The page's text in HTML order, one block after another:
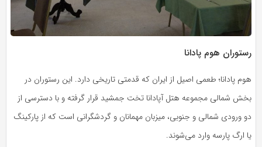
رستوران هوم پادانا
هوم پادانا؛ طعمی اصیل از ایران که قدمتی تاریخی دارد. این رستوران در
بخش شمالی مجموعه هتل آپادانا تخت جمشید قرار گرفته و با دسترسی از
دو ورودی شمالی و جنوبی، میزبان مهمانان و گردشگرانی است که از پارکینگ
یا ارگ پارسه وارد می‌شوند.